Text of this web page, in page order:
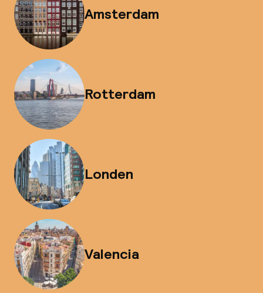
Amsterdam
Rotterdam
Londen
Valencia